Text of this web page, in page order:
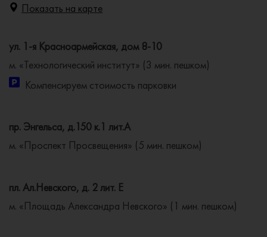
Показать на карте
ул. 1-я Красноармейская, дом 8-10
м. «Технологический институт» (3 мин. пешком)
Компенсируем стоимость парковки
пр. Энгельса, д.150 к.1 лит.А
м. «Проспект Просвещения» (5 мин. пешком)
пл. Ал.Невского, д. 2 лит. Е
м. «Площадь Александра Невского» (1 мин. пешком)